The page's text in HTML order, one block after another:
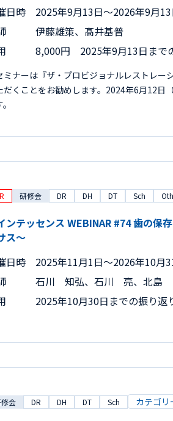
日時
2025年9月13日〜2026年9月13
伊藤雄策、髙井基普
8,000円 2025年9月13日まで
ミナーは『ザ・プロビジョナルレストレー
だくことをお勧めします。2024年6月12日
研修会 DR DH DT Sch
ンテッセンス WEBINAR #74 歯の保
ス～
日時
2025年11月1日〜2026年10月
石川 知弘、石川 亮、北島
2025年10月30日までの振り
会 DR DH DT Sch カテゴリ